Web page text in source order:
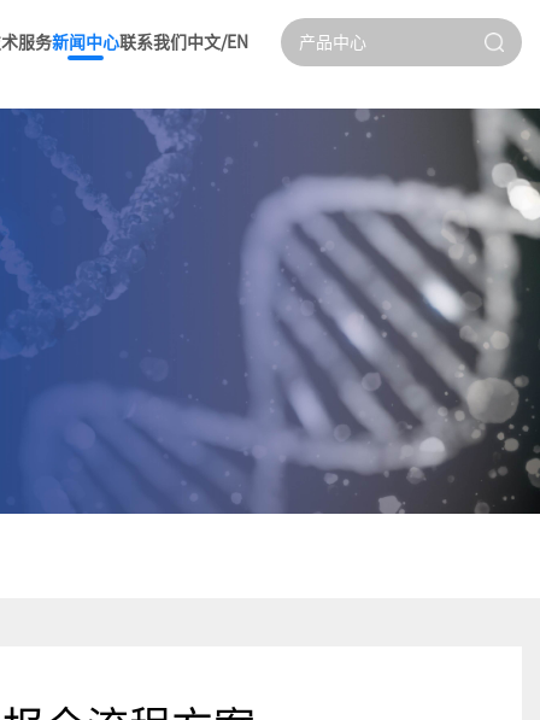
服务新闻中心联系我们 中文/EN